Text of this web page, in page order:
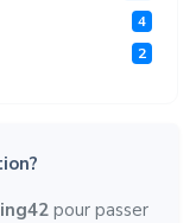
4
2
pour passer